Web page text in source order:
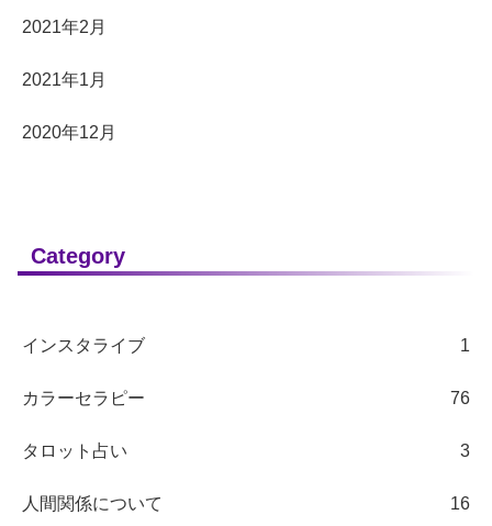
2021年2月
2021年1月
2020年12月
Category
インスタライブ 1
カラーセラピー 76
タロット占い 3
人間関係について 16